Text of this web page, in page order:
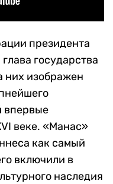
президента
государства
них изображен
впервые
веке. «Манас»
как самый
включили в
наследия